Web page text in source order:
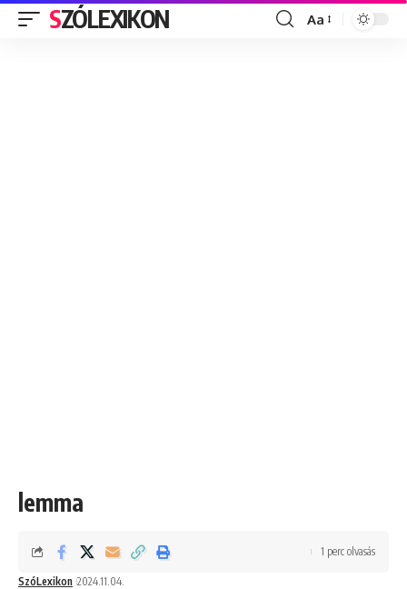
SZÓLEXIKON
Font
Aa
lemma
SzóLexikon 2024.11.04.
1 perc olvasás